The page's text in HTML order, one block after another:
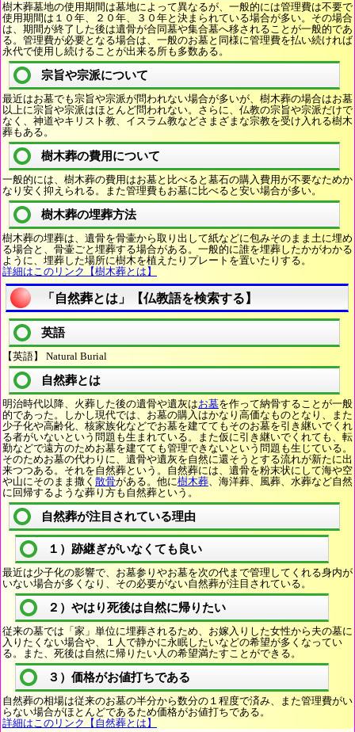
樹木葬墓地の使用期間は墓地によって異なるが、一般的には管理費は不要で
使用期間は１０年、２０年、３０年と決まられている場合が多い。その場合
は、期間が終了した後は遺骨が合同墓や集合墓へ移されることが一般的であ
る。管理費が必要となる場合は、一般のお墓と同様に管理費を払い続ければ
永代で使用し続けることが出来る所も多数ある。
宗旨や宗派について
最近はお墓でも宗旨や宗派が問われない場合が多いが、樹木葬の場合はお墓
以上に宗旨や宗派はほとんど問われない。さらに、仏教の宗旨や宗派だけで
なく、神道やキリスト教、イスラム教などさまざまな宗教を受け入れる樹木
葬もある。
樹木葬の費用について
一般的には、樹木葬の費用はお墓と比べると墓石の購入費用が不要なためか
なり安く抑えられる。また管理費もお墓に比べると安い場合が多い。
樹木葬の埋葬方法
樹木葬の埋葬は、遺骨を骨壷から取り出して紙などに包みそのまま土に埋め
る場合と、骨壷ごと埋葬する場合がある。一般的に誰を埋葬したかがわかる
ように、埋葬した場所に樹木を植えたりプレートを置いたりする。
詳細はこのリンク【樹木葬とは】
「自然葬とは」【仏教語を検索する】
英語
【英語】 Natural Burial
自然葬とは
明治時代以降、火葬した後の遺骨や遺灰はお墓を作って納骨することが一般
的であった。しかし現代では、お墓の購入はかなり高価なものとなり、また
少子化や高齢化、核家族化などでお墓を建ててもそのお墓を引き継いでくれ
る者がいないという問題も生まれている。また仮に引き継いでくれても、転
勤などで遠方のためお墓を建てても管理できないという問題も生じている。
そのためお墓の代わりに、遺骨や遺灰を自然に還そうとする流れが新たに出
来つつある。それを自然葬という。自然葬には、遺骨を粉末状にして海や空
や山にそのまま撒く 散骨がある。他に樹木葬、海洋葬、風葬、水葬など自然
に回帰するような葬り方も自然葬という。
自然葬が注目されている理由
１）跡継ぎがいなくても良い
最近は少子化の影響で、お墓参りやお墓を次の代まで管理してくれる身内が
いない場合が多くなり、その必要がない自然葬が注目されている。
２）やはり死後は自然に帰りたい
従来の墓では「家」単位に埋葬されるため、お嫁入りした女性から夫の墓に
入りたくない場合や、１人で静かに永眠したいなどの希望が多くなってい
る。また、死後は自然に帰りたい人の希望満たすことができる。
３）価格がお値打ちである
自然葬の相場は従来のお墓の半分から数分の１程度で済み、また管理費がい
らない場合がほとんどであるため価格がお値打ちである。
詳細はこのリンク【自然葬とは】